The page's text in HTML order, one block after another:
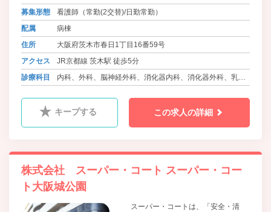
募集形態
看護師（常勤(2交替)/日勤常勤）
配属
病棟
住所
大阪府茨木市春日1丁目16番59号
アクセス
JR京都線 茨木駅 徒歩5分
診療科目
内科、外科、脳神経外科、消化器内科、消化器外科、乳腺
キープする この求人の詳細
株式会社 スーパー・コート スーパー・コー
ト大阪城公園
スーパー・コートは、「安全・清